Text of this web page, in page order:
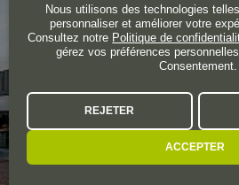
Nous utilisons des technologies
personnaliser et améliorer votre
Consultez notre Politique de
gérez vos préférences
Consentement.
REJETER
ACCEPTER